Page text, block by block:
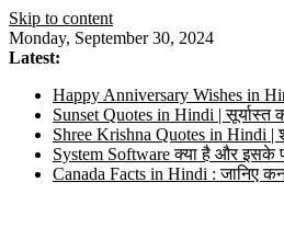
Skip to content
Monday, September 30, 2024
Latest:
Happy Anniversary Wishes in
Sunset Quotes in Hindi | सूर्यास्त
Shree Krishna Quotes in Hindi |
System Software क्या है और इसके
Canada Facts in Hindi : जानिए